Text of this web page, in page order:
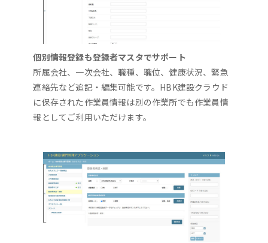
個別情報登録も登録者マスタでサポート
所属会社、一次会社、職種、職位、健康状況、緊急
連絡先など追記・編集可能です。HBK建設クラウド
に保存された作業員情報は別の作業所でも作業員情
報としてご利用いただけます。